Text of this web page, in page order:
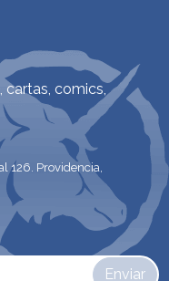
cartas, comics,
126. Providencia,
Enviar